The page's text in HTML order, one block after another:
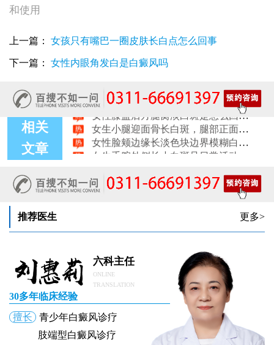
和使用
上一篇： 女孩只有嘴巴一圈皮肤长白点怎么回事
下一篇： 女性内眼角发白是白癜风吗
相关
文章
女性尾椎骨白斑是白癜风吗后背浅色皮损判断
女生腰窝长白斑凹陷脱色 警惕白癜风迹象
眼角细小白点、眼周浅色斑块，严重吗
女生鼻翼下方长淡白斑怎么回事？鼻下皮肤发白原因详解
女性膝盖后方腿窝淡白斑是怎么回事 隐蔽处白斑咨询
女生小腿迎面骨长白斑，腿部正面发白解答
女性脸颊边缘长淡色块边界模糊白斑是怎么回事
女生手腕外侧长小白斑且日常活动发白，警惕白癜风信号
女生后腰中间长淡色斑腰部正中发白要紧吗
推荐医生 更多>
六科主任
ONLINE
TRANSLATION
30多年临床经验
擅长
青少年白癜风诊疗
肢端型白癜风诊疗